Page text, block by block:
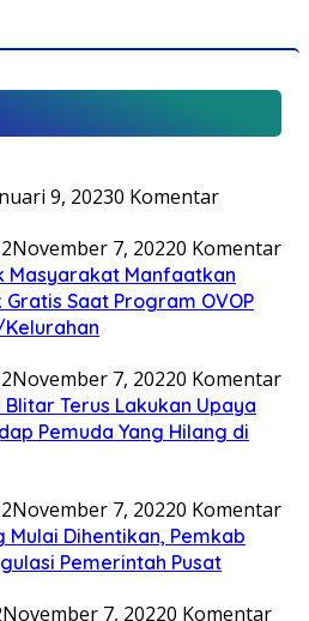
9, 20230 Komentar
November 7, 20220 Komentar
Masyarakat Manfaatkan
Gratis Saat Program OVOP
November 7, 20220 Komentar
Blitar Terus Lakukan Upaya
Pemuda Yang Hilang di
November 7, 20220 Komentar
Mulai Dihentikan, Pemkab
Pemerintah Pusat
November 7, 20220 Komentar